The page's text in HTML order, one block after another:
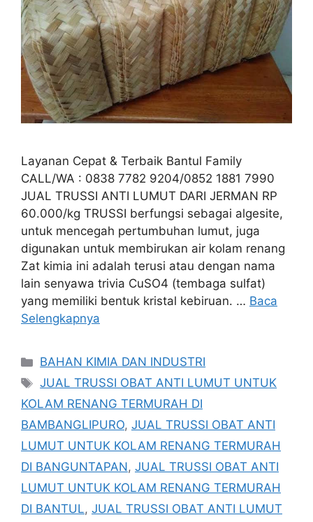
Layanan Cepat & Terbaik Bantul Family
CALL/WA : 0838 7782 9204/0852 1881 7990
JUAL TRUSSI ANTI LUMUT DARI JERMAN RP
60.000/kg TRUSSI berfungsi sebagai algesite,
untuk mencegah pertumbuhan lumut, juga
digunakan untuk membirukan air kolam renang
Zat kimia ini adalah terusi atau dengan nama
lain senyawa trivia CuSO4 (tembaga sulfat)
yang memiliki bentuk kristal kebiruan. … Baca
Selengkapnya
Kategori
BAHAN KIMIA DAN INDUSTRI
Tag
JUAL TRUSSI OBAT ANTI LUMUT UNTUK
KOLAM RENANG TERMURAH DI
BAMBANGLIPURO, JUAL TRUSSI OBAT ANTI
LUMUT UNTUK KOLAM RENANG TERMURAH
DI BANGUNTAPAN, JUAL TRUSSI OBAT ANTI
LUMUT UNTUK KOLAM RENANG TERMURAH
DI BANTUL, JUAL TRUSSI OBAT ANTI LUMUT